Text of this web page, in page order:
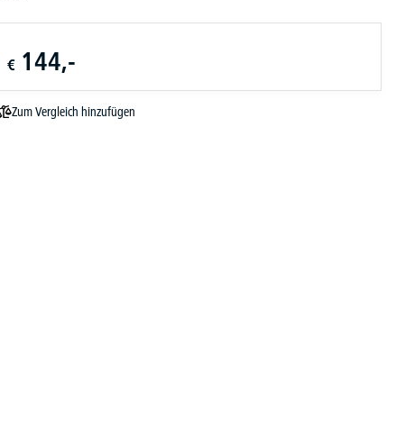
€ 144,-
Zum Vergleich hinzufügen